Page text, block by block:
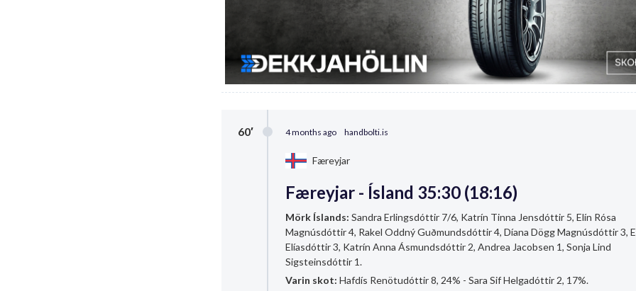
60′ 4 months ago handbolti.is
Færeyjar
Færeyjar - Ísland 35:30 (18:16)
Mörk Íslands: Sandra Erlingsdóttir 7/6, Katrín Tinna Jensdóttir 5, Elín Rósa
Magnúsdóttir 4, Rakel Oddný Guðmundsdóttir 4, Díana Dögg Magnúsdóttir 3,
Elíasdóttir 3, Katrín Anna Ásmundsdóttir 2, Andrea Jacobsen 1, Sonja Lind
Sigsteinsdóttir 1.
Varin skot: Hafdís Renötudóttir 8, 24% - Sara Sif Helgadóttir 2, 17%.